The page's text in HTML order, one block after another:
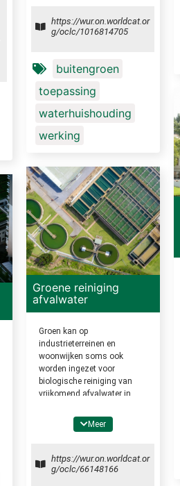
meest effectief en voorkomt
bovendien verslemping en
https://wur.on.worldcat.or
g/oclc/1016814705
buitengroen
toepassing
waterhuishouding
werking
Groene reiniging
afvalwater
Groen kan op
industrieterreinen en
woonwijken soms ook
worden ingezet voor
biologische reiniging van
vrijkomend afvalwater in
kan worden gecombineerd
met opvang van piekbuien.
Meer
https://wur.on.worldcat.or
g/oclc/66148166